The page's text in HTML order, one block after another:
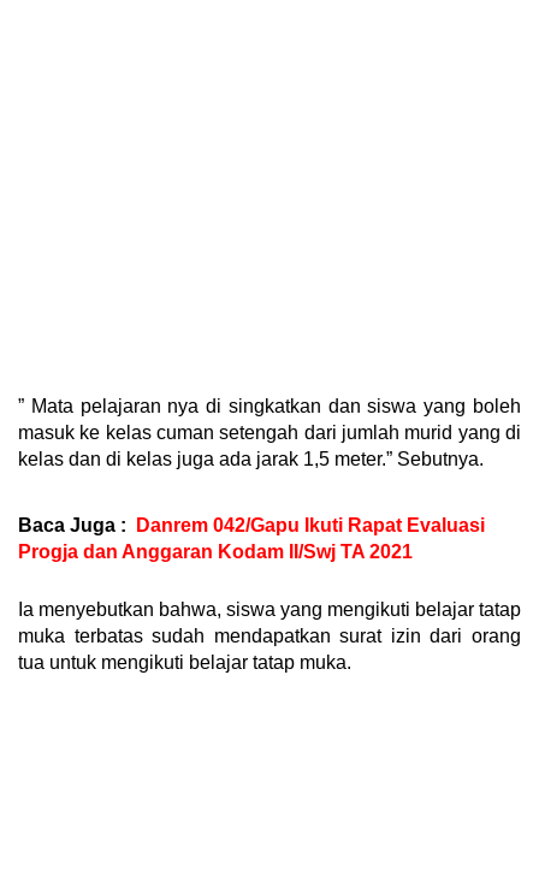
” Mata pelajaran nya di singkatkan dan siswa yang boleh
masuk ke kelas cuman setengah dari jumlah murid yang di
kelas dan di kelas juga ada jarak 1,5 meter.” Sebutnya.
Baca Juga :
Danrem 042/Gapu Ikuti Rapat Evaluasi
Progja dan Anggaran Kodam II/Swj TA 2021
Ia menyebutkan bahwa, siswa yang mengikuti belajar tatap
muka terbatas sudah mendapatkan surat izin dari orang
tua untuk mengikuti belajar tatap muka.